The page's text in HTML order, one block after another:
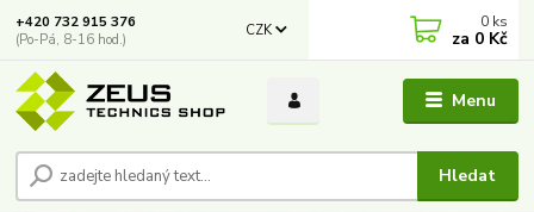
Menu
CZK
Hledat
+420 732 915 376
(Po-Pá, 8-16 hod.)
0 ks
za 0 Kč